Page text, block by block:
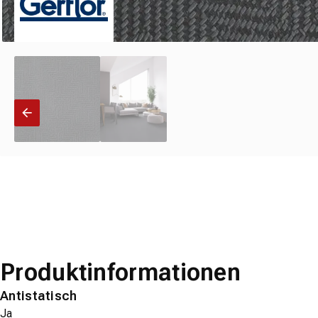
Produktinformationen
Antistatisch
Ja